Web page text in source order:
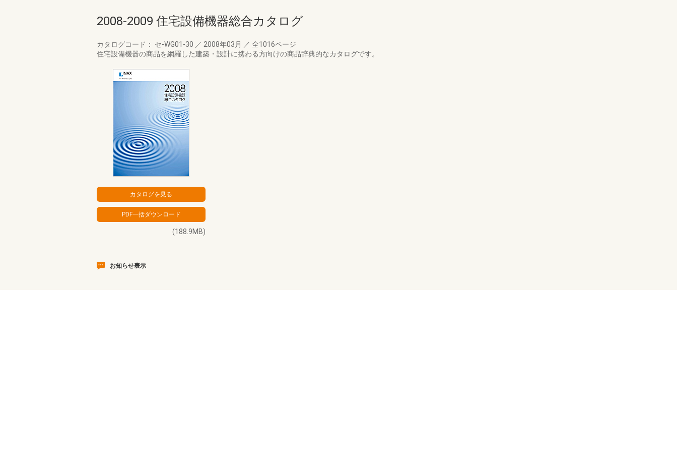
2008-2009 住宅設備機器総合カタログ
カタログコード： セ-WG01-30 ／ 2008年03月 ／ 全1016ページ
住宅設備機器の商品を網羅した建築・設計に携わる方向けの商品辞典的なカタログです。
(188.9MB)
お知らせ表示